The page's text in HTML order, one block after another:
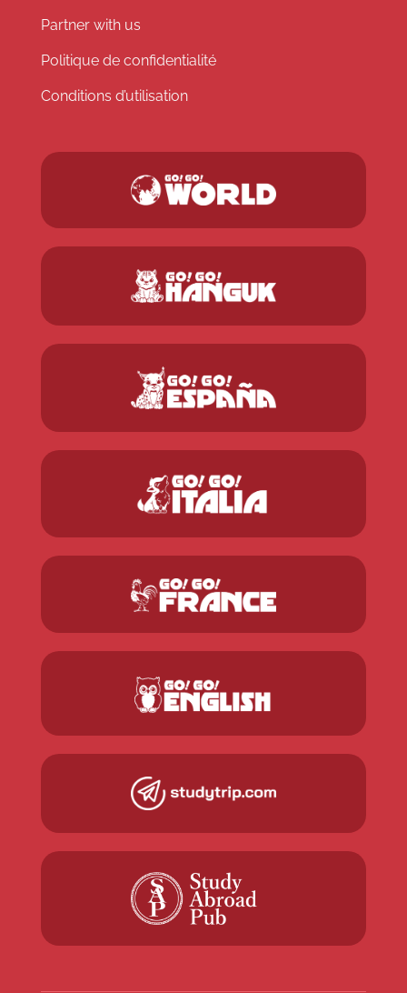
Partner with us
Politique de confidentialité
Conditions d’utilisation